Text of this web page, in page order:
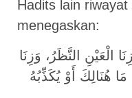
Hadits lain
menegaskan:
الْعَيْنِ النَّظَرُ، وَزِنَا
هُنَالِكَ أَوْ يُكَذِّبُهُ